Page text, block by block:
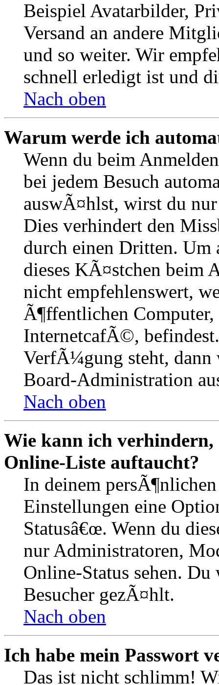
Beispiel Avatarbilder,
Versand an andere
und so weiter. Wir
schnell erledigt ist und
Nach oben
Warum werde ich
Wenn du beim
bei jedem Besuch
auswÃ¤hlst, wirst du
Dies verhindert den
durch einen Dritten. Um
dieses KÃ¤stchen beim
nicht empfehlenswert,
Ã¶ffentlichen
InternetcafÃ©,
VerfÃ¼gung steht, dann
Board-Administration
Nach oben
Wie kann ich verhindern,
Online-Liste auftaucht?
In deinem
Einstellungen eine
Statusâ€œ. Wenn du
nur Administratoren,
Online-Status sehen.
Besucher gezÃ¤hlt.
Nach oben
Ich habe mein Passwort
Das ist nicht schlimm!